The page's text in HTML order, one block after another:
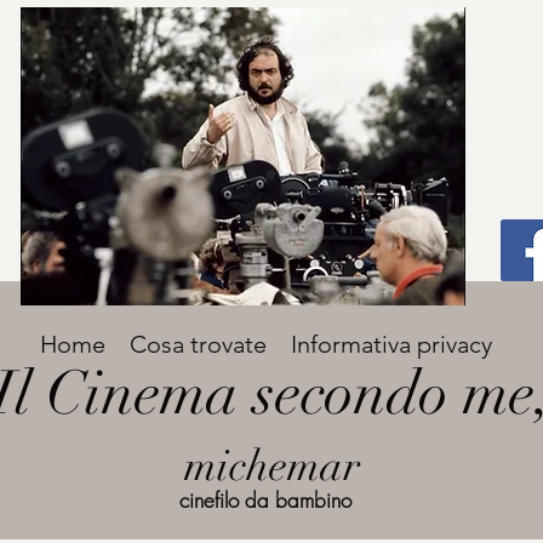
Titolo
grande
Avenir Light una delle font preferite dai
designer. Facile da leggere, viene
utilizzata per titoli e paragrafi.
Cinema secondo
michemar
Home Cosa trovate Informativa privacy
cinefilo da bambino